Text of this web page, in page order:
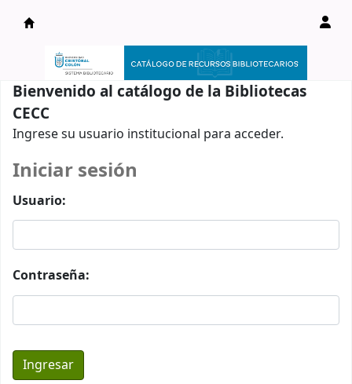
Catálogo en línea
Bienvenido al catálogo de la Bibliotecas
CECC
Ingrese su usuario institucional para acceder.
Iniciar sesión
Usuario:
Contraseña: